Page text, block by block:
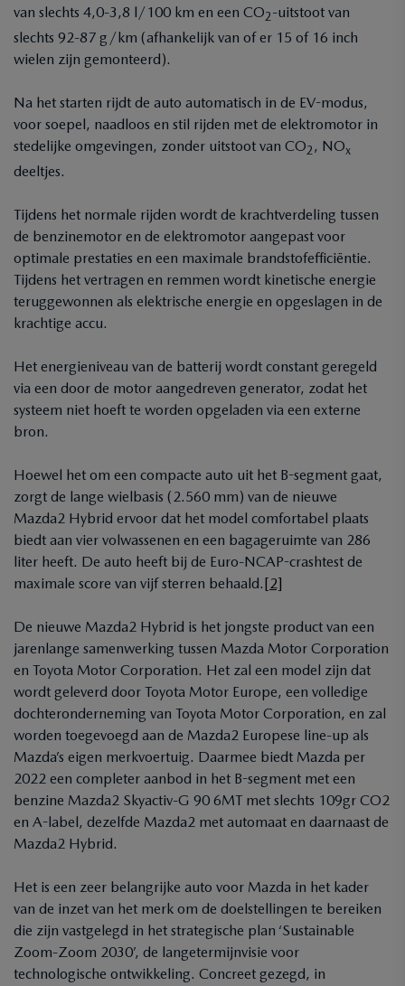
van slechts 4,0-3,8 l/100 km en een CO2-uitstoot van
slechts 92-87 g/km (afhankelijk van of er 15 of 16 inch
wielen zijn gemonteerd).
Na het starten rijdt de auto automatisch in de EV-modus,
voor soepel, naadloos en stil rijden met de elektromotor in
stedelijke omgevingen, zonder uitstoot van CO2, NOx
deeltjes.
Tijdens het normale rijden wordt de krachtverdeling tussen
de benzinemotor en de elektromotor aangepast voor
optimale prestaties en een maximale brandstofefficiëntie.
Tijdens het vertragen en remmen wordt kinetische energie
teruggewonnen als elektrische energie en opgeslagen in de
krachtige accu.
Het energieniveau van de batterij wordt constant geregeld
via een door de motor aangedreven generator, zodat het
systeem niet hoeft te worden opgeladen via een externe
bron.
Hoewel het om een compacte auto uit het B-segment gaat,
zorgt de lange wielbasis (2.560 mm) van de nieuwe
Mazda2 Hybrid ervoor dat het model comfortabel plaats
biedt aan vier volwassenen en een bagageruimte van 286
liter heeft. De auto heeft bij de Euro-NCAP-crashtest de
maximale score van vijf sterren behaald. [2]
De nieuwe Mazda2 Hybrid is het jongste product van een
jarenlange samenwerking tussen Mazda Motor Corporation
en Toyota Motor Corporation. Het zal een model zijn dat
wordt geleverd door Toyota Motor Europe, een volledige
dochteronderneming van Toyota Motor Corporation, en zal
worden toegevoegd aan de Mazda2 Europese line-up als
Mazda’s eigen merkvoertuig. Daarmee biedt Mazda per
2022 een completer aanbod in het B-segment met een
benzine Mazda2 Skyactiv-G 90 6MT met slechts 109gr CO2
en A-label, dezelfde Mazda2 met automaat en daarnaast de
Mazda2 Hybrid.
Het is een zeer belangrijke auto voor Mazda in het kader
van de inzet van het merk om de doelstellingen te bereiken
die zijn vastgelegd in het strategische plan ‘Sustainable
Zoom-Zoom 2030’, de langetermijnvisie voor
technologische ontwikkeling. Concreet gezegd, in